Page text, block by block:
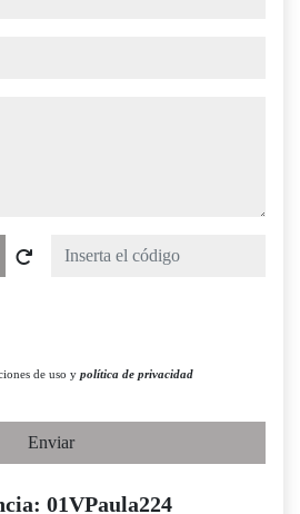
de uso y política de privacidad
Enviar
01VPaula224